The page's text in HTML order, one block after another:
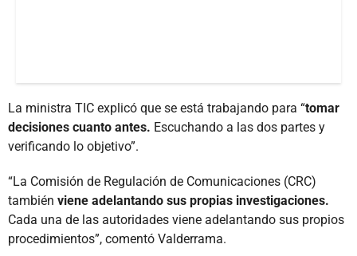
La ministra TIC explicó que se está trabajando para “tomar
decisiones cuanto antes. Escuchando a las dos partes y
verificando lo objetivo”.
“La Comisión de Regulación de Comunicaciones (CRC)
también viene adelantando sus propias investigaciones.
Cada una de las autoridades viene adelantando sus propios
procedimientos”, comentó Valderrama.